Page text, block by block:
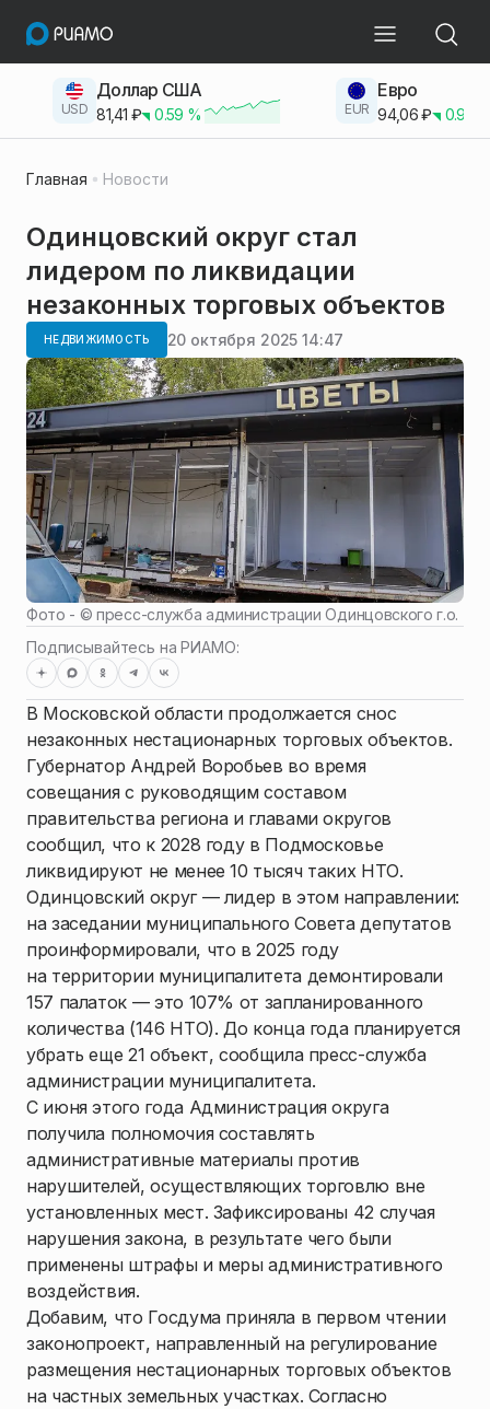
USD
Доллар США
81,41 ₽ 0.59 % EUR
Евро
94,06₽ 0.93
Главная Новости
Одинцовский округ стал
лидером по ликвидации
незаконных торговых объектов
НЕДВИЖИМОСТЬ 20 октября 2025 14:47
Фото - ©пресс-служба администрации Одинцовского г.о.
Подписывайтесь на РИАМО:
В Московской области продолжается снос
незаконных нестационарных торговых объектов.
Губернатор Андрей Воробьев во время
совещания с руководящим составом
правительства региона и главами округов
сообщил, что к 2028 году в Подмосковье
ликвидируют не менее 10 тысяч таких НТО.
Одинцовский округ — лидер в этом направлении:
на заседании муниципального Совета депутатов
проинформировали, что в 2025 году
на территории муниципалитета демонтировали
157 палаток — это 107% от запланированного
количества (146 НТО). До конца года планируется
убрать еще 21 объект, сообщила пресс-служба
администрации муниципалитета.
С июня этого года Администрация округа
получила полномочия составлять
административные материалы против
нарушителей, осуществляющих торговлю вне
установленных мест. Зафиксированы 42 случая
нарушения закона, в результате чего были
применены штрафы и меры административного
воздействия.
Добавим, что Госдума приняла в первом чтении
законопроект, направленный на регулирование
размещения нестационарных торговых объектов
на частных земельных участках. Согласно